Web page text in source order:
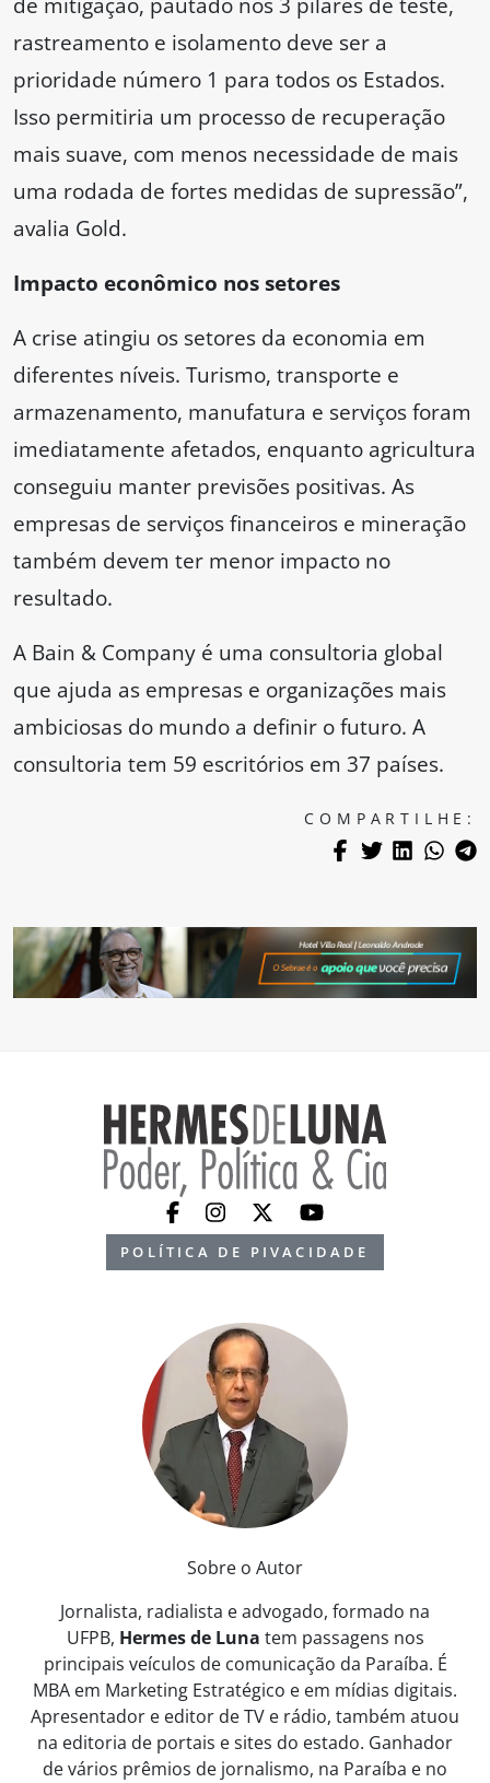
rastreamento e isolamento deve ser a
prioridade número 1 para todos os Estados.
Isso permitiria um processo de recuperação
mais suave, com menos necessidade de mais
uma rodada de fortes medidas de supressão”,
avalia Gold.
Impacto econômico nos setores
A crise atingiu os setores da economia em
diferentes níveis. Turismo, transporte e
armazenamento, manufatura e serviços foram
imediatamente afetados, enquanto agricultura
conseguiu manter previsões positivas. As
empresas de serviços financeiros e mineração
também devem ter menor impacto no
resultado.
A Bain & Company é uma consultoria global
que ajuda as empresas e organizações mais
ambiciosas do mundo a definir o futuro. A
consultoria tem 59 escritórios em 37 países.
COMPARTILHE:
POLÍTICA DE PIVACIDADE
Sobre o Autor
Jornalista, radialista e advogado, formado na
UFPB, Hermes de Luna tem passagens nos
principais veículos de comunicação da Paraíba. É
MBA em Marketing Estratégico e em mídias digitais.
Apresentador e editor de TV e rádio, também atuou
na editoria de portais e sites do estado. Ganhador
de vários prêmios de jornalismo, na Paraíba e no